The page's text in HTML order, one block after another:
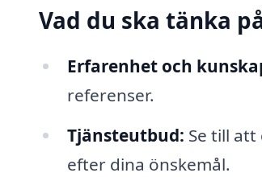
Vad du ska tänka
Erfarenhet och
referenser.
Tjänsteutbud: Se till
efter dina önskemål.